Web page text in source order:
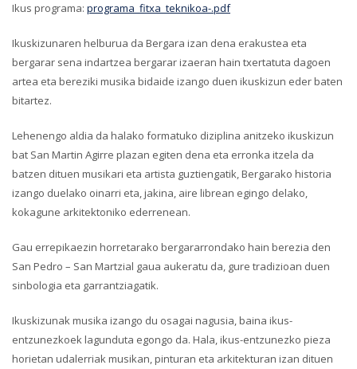
Ikus programa: programa_fitxa_teknikoa-.pdf
Ikuskizunaren helburua da Bergara izan dena erakustea eta
bergarar sena indartzea bergarar izaeran hain txertatuta dagoen
artea eta bereziki musika bidaide izango duen ikuskizun eder baten
bitartez.
Lehenengo aldia da halako formatuko diziplina anitzeko ikuskizun
bat San Martin Agirre plazan egiten dena eta erronka itzela da
batzen dituen musikari eta artista guztiengatik, Bergarako historia
izango duelako oinarri eta, jakina, aire librean egingo delako,
kokagune arkitektoniko ederrenean.
Gau errepikaezin horretarako bergararrondako hain berezia den
San Pedro – San Martzial gaua aukeratu da, gure tradizioan duen
sinbologia eta garrantziagatik.
Ikuskizunak musika izango du osagai nagusia, baina ikus-
entzunezkoek lagunduta egongo da. Hala, ikus-entzunezko pieza
horietan udalerriak musikan, pinturan eta arkitekturan izan dituen